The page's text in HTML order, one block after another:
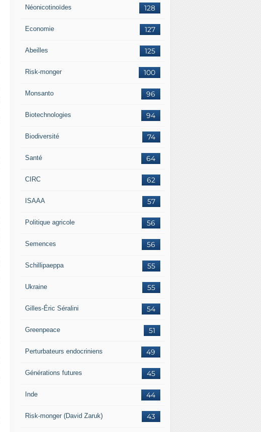
128
Néonicotinoïdes
127
Economie
125
Abeilles
100
Risk-monger
96
Monsanto
94
Biotechnologies
74
Biodiversité
64
Santé
62
CIRC
57
ISAAA
56
Politique agricole
56
Semences
55
Schillipaeppa
55
Ukraine
54
Gilles-Éric Séralini
51
Greenpeace
49
Perturbateurs endocriniens
45
Générations futures
44
Inde
43
Risk-monger (David Zaruk)